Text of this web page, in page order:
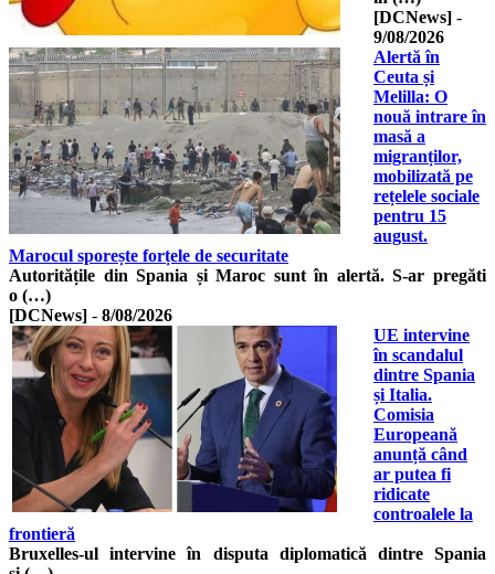
[DCNews] -
9/08/2026
Alertă în
Ceuta și
Melilla: O
nouă intrare în
masă a
migranților,
mobilizată pe
rețelele sociale
pentru 15
august.
Marocul sporește forțele de securitate
Autoritățile din Spania și Maroc sunt în alertă. S-ar pregăti
o (…)
[DCNews] - 8/08/2026
UE intervine
în scandalul
dintre Spania
și Italia.
Comisia
Europeană
anunță când
ar putea fi
ridicate
controalele la
frontieră
Bruxelles-ul intervine în disputa diplomatică dintre Spania